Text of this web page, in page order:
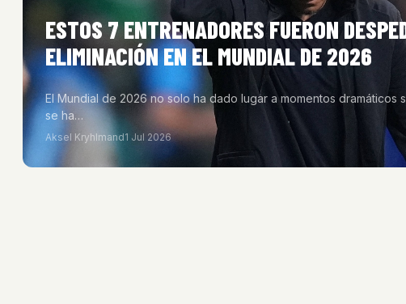
ESTOS 7 ENTRENADORES FUERON
ELIMINACIÓN EN EL MUNDIAL DE 2026
El Mundial de 2026 no solo ha dado lugar a momentos
se ha…
Aksel Kryhlmand1 Jul 2026